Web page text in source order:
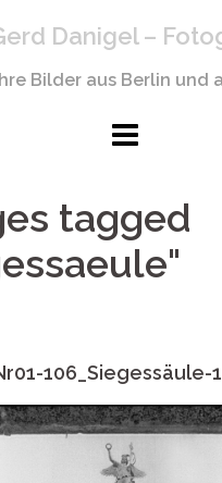
Danigel –
Bilder aus Berlin und
tagged
106_Siegessäule-